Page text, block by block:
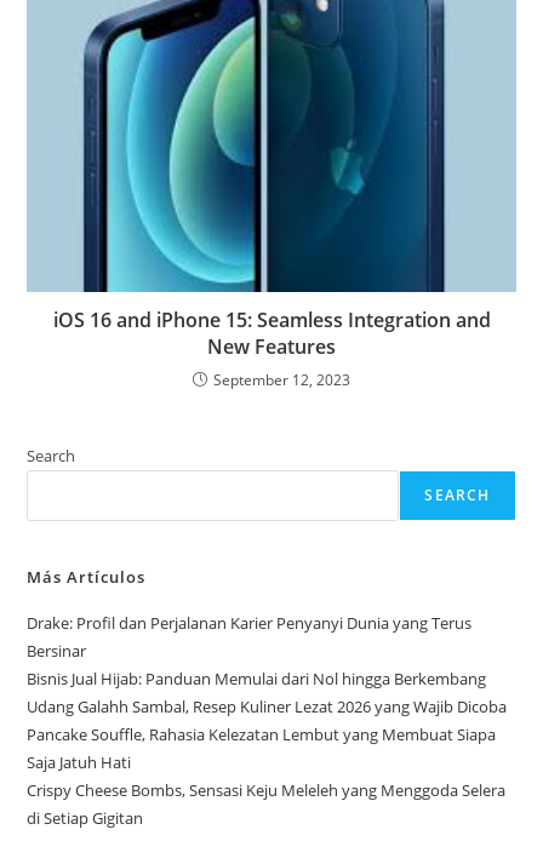
iOS 16 and iPhone 15: Seamless Integration and
New Features
September 12, 2023
Search
SEARCH
Más Artículos
Drake: Profil dan Perjalanan Karier Penyanyi Dunia yang Terus
Bersinar
Bisnis Jual Hijab: Panduan Memulai dari Nol hingga Berkembang
Udang Galahh Sambal, Resep Kuliner Lezat 2026 yang Wajib Dicoba
Pancake Souffle, Rahasia Kelezatan Lembut yang Membuat Siapa
Saja Jatuh Hati
Crispy Cheese Bombs, Sensasi Keju Meleleh yang Menggoda Selera
di Setiap Gigitan